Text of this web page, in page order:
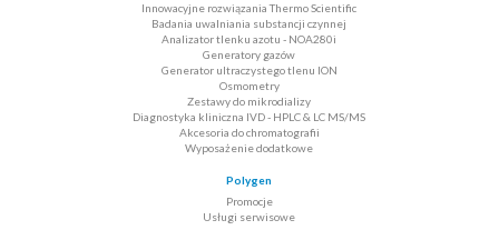
Innowacyjne rozwiązania Thermo Scientific
Badania uwalniania substancji czynnej
Analizator tlenku azotu - NOA280i
Generatory gazów
Generator ultraczystego tlenu ION
Osmometry
Zestawy do mikrodializy
Diagnostyka kliniczna IVD - HPLC & LC MS/MS
Akcesoria do chromatografii
Wyposażenie dodatkowe
Polygen
Promocje
Usługi serwisowe